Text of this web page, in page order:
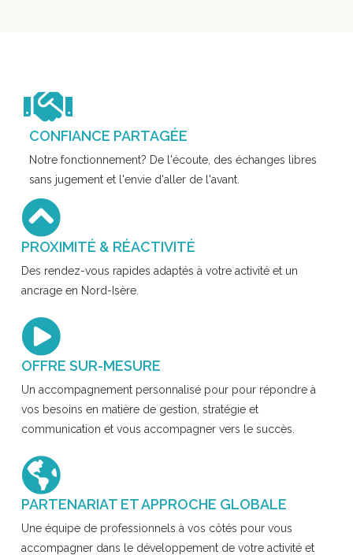
CONFIANCE PARTAGÉE
Notre fonctionnement? De l'écoute, des échanges libres
sans jugement et l'envie d'aller de l'avant.
PROXIMITÉ & RÉACTIVITÉ
Des rendez-vous rapides adaptés à votre activité et un
ancrage en Nord-Isère.
OFFRE SUR-MESURE
Un accompagnement personnalisé pour pour répondre à
vos besoins en matière de gestion, stratégie et
communication et vous accompagner vers le succès.
PARTENARIAT ET APPROCHE GLOBALE
Une équipe de professionnels à vos côtés pour vous
accompagner dans le développement de votre activité et